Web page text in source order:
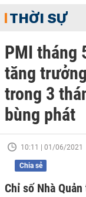
THỜI SỰ
PMI tháng
tăng
trong 3
bùng phát
10:11 | 01/06/2021
Chia sẻ
Chỉ số Nhà